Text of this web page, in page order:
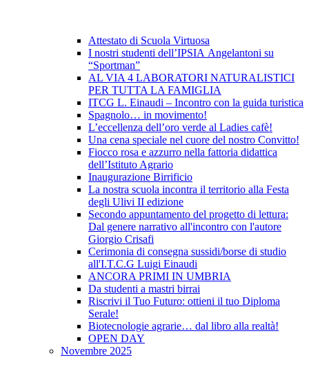
Attestato di Scuola Virtuosa
I nostri studenti dell’IPSIA Angelantoni su
“Sportman”
AL VIA 4 LABORATORI NATURALISTICI
PER TUTTA LA FAMIGLIA
ITCG L. Einaudi – Incontro con la guida turistica
Spagnolo… in movimento!
L’eccellenza dell’oro verde al Ladies cafè!
Una cena speciale nel cuore del nostro Convitto!
Fiocco rosa e azzurro nella fattoria didattica
dell’Istituto Agrario
Inaugurazione Birrificio
La nostra scuola incontra il territorio alla Festa
degli Ulivi II edizione
Secondo appuntamento del progetto di lettura:
Dal genere narrativo all'incontro con l'autore
Giorgio Crisafi
Cerimonia di consegna sussidi/borse di studio
all'I.T.C.G Luigi Einaudi
ANCORA PRIMI IN UMBRIA
Da studenti a mastri birrai
Riscrivi il Tuo Futuro: ottieni il tuo Diploma
Serale!
Biotecnologie agrarie… dal libro alla realtà!
OPEN DAY
Novembre 2025